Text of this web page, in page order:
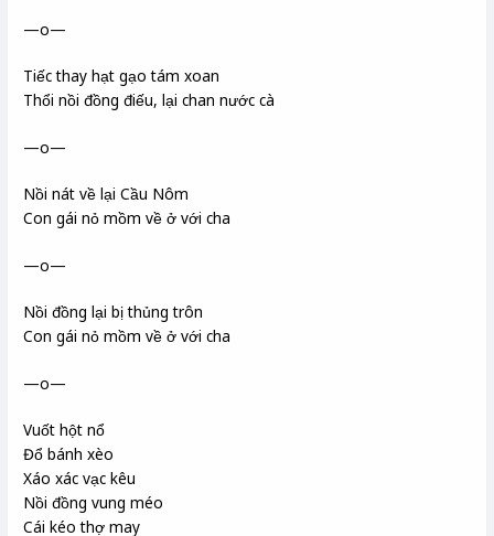
—o—
Tiếc thay hạt gạo tám xoan
Thổi nồi đồng điếu, lại chan nước cà
—o—
Nồi nát về lại Cầu Nôm
Con gái nỏ mồm về ở với cha
—o—
Nồi đồng lại bị thủng trôn
Con gái nỏ mồm về ở với cha
—o—
Vuốt hột nổ
Đổ bánh xèo
Xáo xác vạc kêu
Nồi đồng vung méo
Cái kéo thợ may